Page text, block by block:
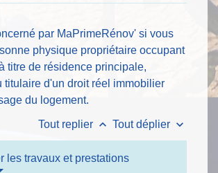
par MaPrimeRénov' si vous
physique propriétaire occupant
titre de résidence principale,
titulaire d'un droit réel immobilier
du logement.
Tout replier keyboard_arrow_up Tout déplier keyboard_arrow_down
les travaux et prestations